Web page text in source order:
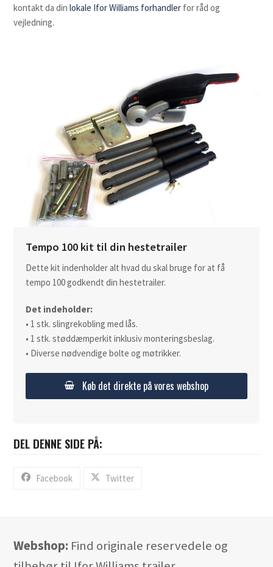
kontakt da dinlokale Ifor Williams forhandler for råd og
vejledning.
Tempo 100 kit til din hestetrailer
Dette kit indenholder alt hvad du skal bruge for at få
tempo 100 godkendt din hestetrailer.
Det indeholder:
• 1 stk. slingrekobling med lås.
• 1 stk. støddæmperkit inklusiv monteringsbeslag.
• Diverse nødvendige bolte og møtrikker.
Køb det direkte på vores webshop
DEL DENNE SIDE PÅ:
Facebook Twitter
Webshop: Find originale reservedele og